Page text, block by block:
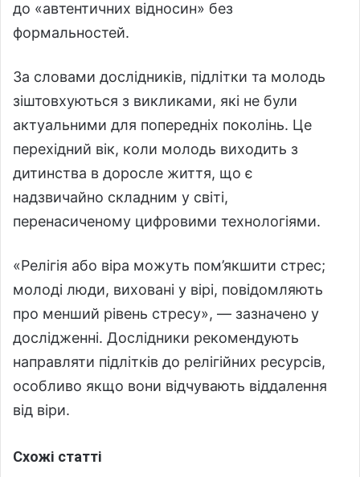
до «автентичних відносин» без
формальностей.
За словами дослідників, підлітки та молодь
зіштовхуються з викликами, які не були
актуальними для попередніх поколінь. Це
перехідний вік, коли молодь виходить з
дитинства в доросле життя, що є
надзвичайно складним у світі,
перенасиченому цифровими технологіями.
«Релігія або віра можуть пом’якшити стрес;
молоді люди, виховані у вірі, повідомляють
про менший рівень стресу», — зазначено у
дослідженні. Дослідники рекомендують
направляти підлітків до релігійних ресурсів,
особливо якщо вони відчувають віддалення
від віри.
Схожі статті